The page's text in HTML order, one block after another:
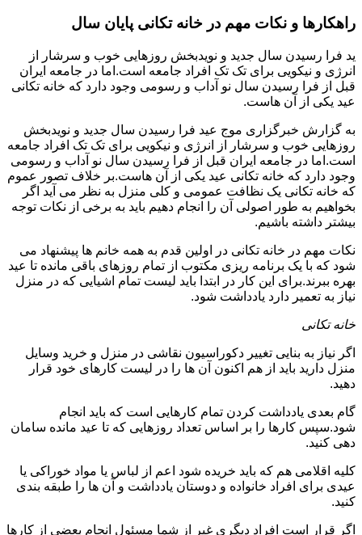
راهکارها و نکات مهم در خانه تکانی پایان سال
ید فرا رسیدن سال جدید و نویدبخش روزهایی خوب و سرشار از
انرژی و نیکویی برای تک تک افراد جامعه است.اما در جامعه ایران
قبل از فرا رسیدن سال نو آداب و رسومی وجود دارد که خانه تکانی
عید یکی از آن هاست.
به گزارش خبرگزاری موج عید فرا رسیدن سال جدید و نویدبخش
روزهایی خوب و سرشار از انرژی و نیکویی برای تک تک افراد جامعه
است.اما در جامعه ایران قبل از فرا رسیدن سال نو آداب و رسومی
وجود دارد که خانه تکانی عید یکی از آن هاست.بر خلاف تصور عموم
که خانه تکانی یک نظافت عمومی و کلی منزل به نظر می آید اگر
بخواهیم به طور اصولی آن را انجام دهیم باید به برخی از نکات توجه
بیشتر داشته باشیم.
نکات مهم در خانه تکانی در اولین قدم به همه خانم ها پیشنهاد می
شود که با یک برنامه ریزی مکتوب از تمام روزهای باقی مانده تا عید
بهره ببرند.برای این کار در ابتدا باید لیست تمام اشیایی که در منزل
نیاز به تعمیر دارد یادداشت شود.
خانه تکانی
اگر نیاز به بنایی تغییر دکوراسیون نقاشی در منزل و خرید وسایل
منزل دارید باید از هم اکنون آن ها را در لیست کارهای خود قرار
دهید.
گام بعدی یادداشت کردن تمام کارهایی است که باید انجام
شود.سپس کارها را بر اساس تعداد روزهایی که تا عید مانده سامان
دهی کنید.
کلیه اقلامی هم که باید خریده شود اعم از لباس یا مواد خوراکی یا
عیدی برای افراد خانواده و دوستان یادداشت و آن ها را طبقه بندی
کنید.
اگر قرار است افراد دیگری غیر از شما مسئول انجام بعضی از کارها